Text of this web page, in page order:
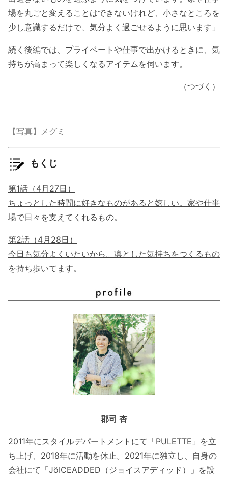
場を丸ごと変えることはできないけれど、小さなところを
少し意識するだけで、気分よく過ごせるように思います」
続く後編では、プライベートや仕事で出かけるときに、気
持ちが高まって楽しくなるアイテムを伺います。
（つづく）
【写真】メグミ
もくじ
第1話（4月27日）
ちょっとした時間に好きなものがあると嬉しい。家や仕事
場で日々を支えてくれるもの。
第2話（4月28日）
今日も気分よくいたいから。凛とした気持ちをつくるもの
を持ち歩いてます。
郡司 杏
2011年にスタイルデパートメントにて「PULETTE」を立
ち上げ、2018年に活動を休止。2021年に独立し、自身の
会社にて「JöICEADDED（ジョイスアディッド）」を設